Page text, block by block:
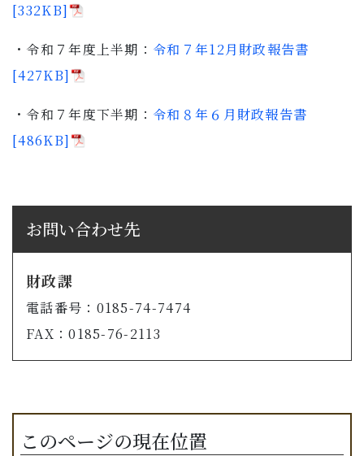
[332KB]
・令和７年度上半期：令和７年12月財政報告書
[427KB]
・令和７年度下半期：令和８年６月財政報告書
[486KB]
お問い合わせ先
財政課
電話番号：0185-74-7474
FAX：0185-76-2113
このページの現在位置